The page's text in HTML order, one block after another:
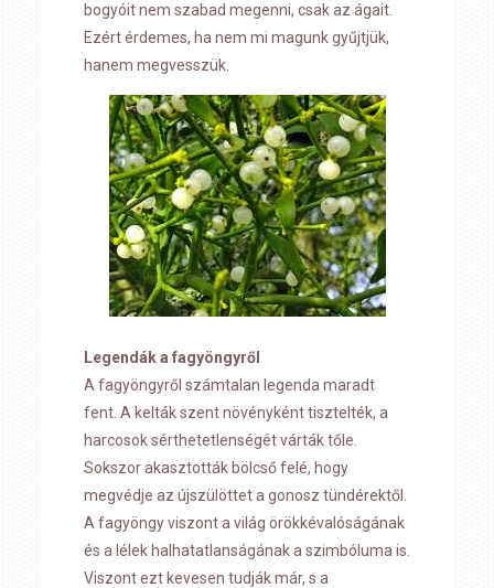
bogyóit nem szabad megenni, csak az ágait.
Ezért érdemes, ha nem mi magunk gyűjtjük,
hanem megvesszük.
Legendák a fagyöngyről
A fagyöngyről számtalan legenda maradt
fent. A kelták szent növényként tisztelték, a
harcosok sérthetetlenségét várták tőle.
Sokszor akasztották bölcső felé, hogy
megvédje az újszülöttet a gonosz tündérektől.
A fagyöngy viszont a világ örökkévalóságának
és a lélek halhatatlanságának a szimbóluma is.
Viszont ezt kevesen tudják már, s a